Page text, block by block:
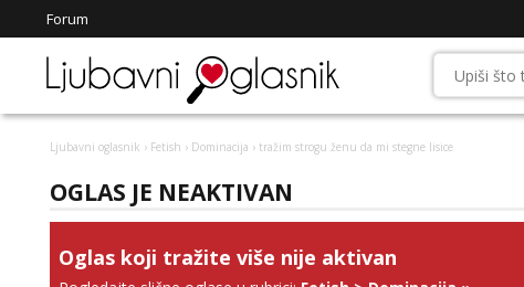
Forum
Ljubavni oglasnik › Fetish › Dominacija › tražim strogu ženu da mi stegne lisice
OGLAS JE NEAKTIVAN
Oglas koji tražite više nije aktivan